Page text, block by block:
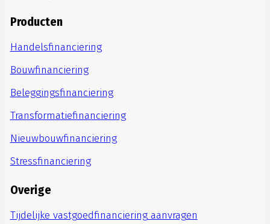
Producten
Handelsfinanciering
Bouwfinanciering
Beleggingsfinanciering
Transformatiefinanciering
Nieuwbouwfinanciering
Stressfinanciering
Overige
Tijdelijke vastgoedfinanciering aanvragen